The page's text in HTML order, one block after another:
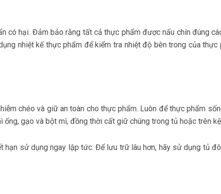
có hại. Đảm bảo rằng tất cả thực phẩm được nấu chín đúng
nhiệt kế thực phẩm để kiểm tra nhiệt độ bên trong của
chéo và giữ an toàn cho thực phẩm. Luôn để thực phẩm
gạo và bột mì, đồng thời cất giữ chúng trong tủ hoặc trên
sử dụng ngay lập tức. Để lưu trữ lâu hơn, hãy sử dụng tủ